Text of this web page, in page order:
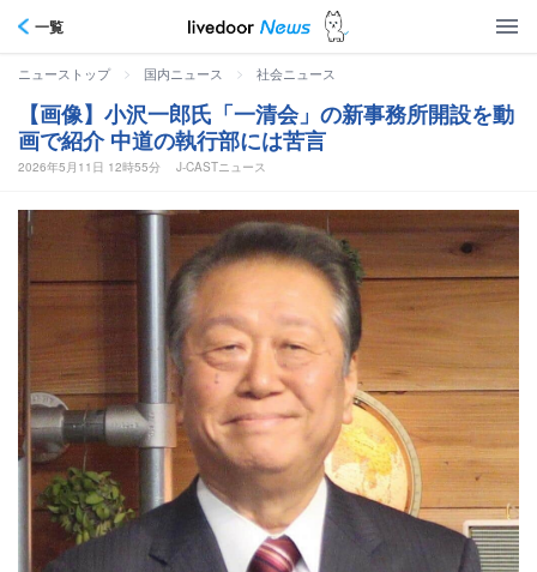
一覧
ニューストップ > 国内ニュース > 社会ニュース
【画像】小沢一郎氏「一清会」の新事務所開設を動
画で紹介 中道の執行部には苦言
2026年5月11日 12時55分 J-CASTニュース